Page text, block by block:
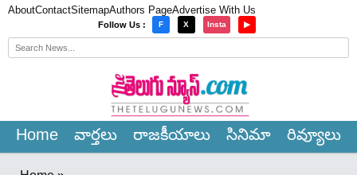
AboutContactSitemapAuthors PageAdvertise With Us
Follow Us : F X Insta ▶
Home వార్త‌లు రాజ‌కీయాలు సినిమా రివ్యూలు